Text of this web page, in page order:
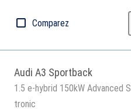
Comparez
Audi A3 Sportback
1.5 e-hybrid 150kW Advanced S
tronic